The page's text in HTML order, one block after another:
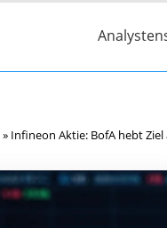
» Infineon Aktie: BofA hebt Ziel